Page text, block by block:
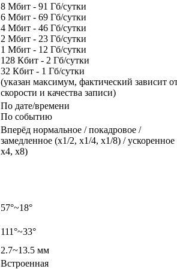
8 Мбит - 91 Гб/сутки
6 Мбит - 69 Гб/сутки
4 Мбит - 46 Гб/сутки
2 Мбит - 23 Гб/сутки
1 Мбит - 12 Гб/сутки
128 Кбит - 2 Гб/сутки
32 Кбит - 1 Гб/сутки
(указан максимум, фактический зависит
скорости и качества записи)
По дате/времени
По событию
Вперёд нормальное / покадровое /
замедленное (х1/2, х1/4, x1/8) / ускоренное
х4, x8)
57°~18°
111°~33°
2.7~13.5 мм
Встроенная